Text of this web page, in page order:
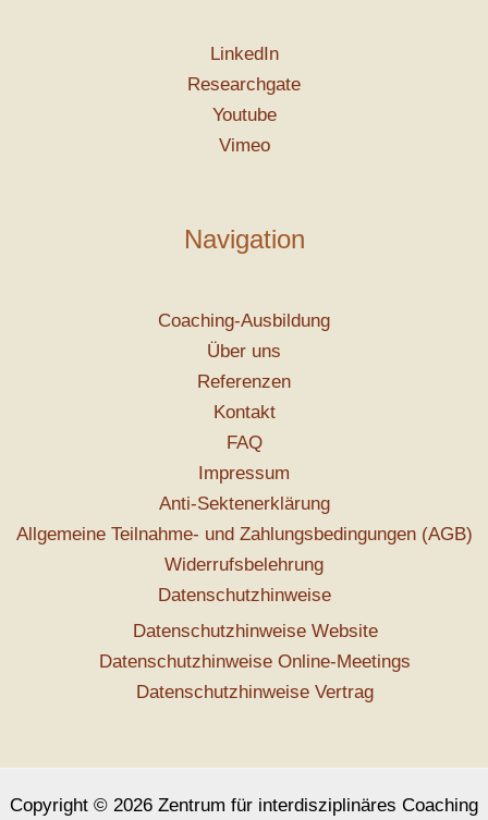
LinkedIn
Researchgate
Youtube
Vimeo
Navigation
Coaching-Ausbildung
Über uns
Referenzen
Kontakt
FAQ
Impressum
Anti-Sektenerklärung
Allgemeine Teilnahme- und Zahlungsbedingungen (AGB)
Widerrufsbelehrung
Datenschutzhinweise
Datenschutzhinweise Website
Datenschutzhinweise Online-Meetings
Datenschutzhinweise Vertrag
Copyright © 2026 Zentrum für interdisziplinäres Coaching